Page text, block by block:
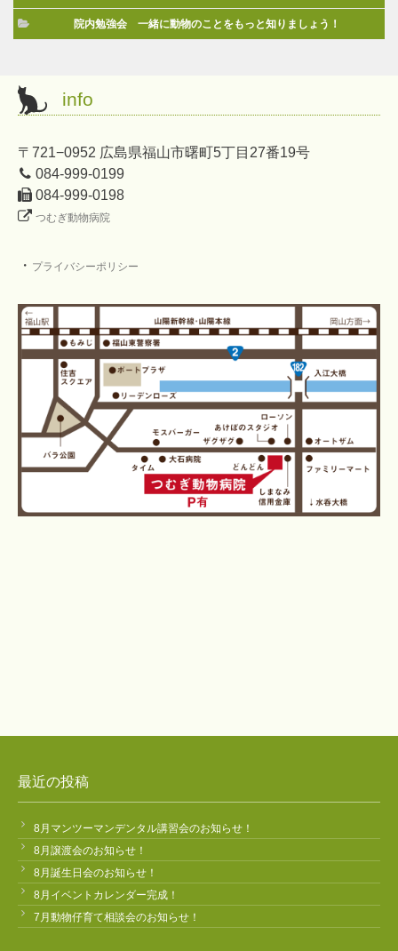
院内勉強会 一緒に動物のことをもっと知りましょう！
info
〒721−0952 広島県福山市曙町5丁目27番19号
084-999-0199
084-999-0198
つむぎ動物病院
・ プライバシーポリシー
最近の投稿
8月マンツーマンデンタル講習会のお知らせ！
8月譲渡会のお知らせ！
8月誕生日会のお知らせ！
8月イベントカレンダー完成！
7月動物仔育て相談会のお知らせ！